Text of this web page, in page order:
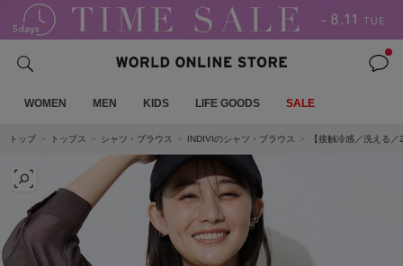
WOMEN MEN KIDS LIFE GOODS SALE
トップ トップス シャツ・ブラウス INDIVIのシャツ・ブラウス 【接触冷感／洗える